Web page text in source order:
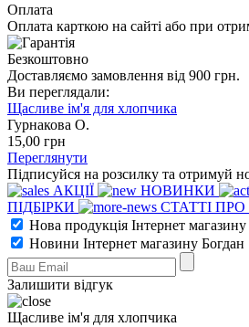
Оплата
Оплата карткою на сайті або при
Безкоштовно
Доставляємо замовлення від 900 грн.
Ви переглядали:
Щасливе ім'я для хлопчика
Гурнакова О.
15,00 грн
Переглянути
Підписуйся на розсилку та отримуй
АКЦІЇ
НОВИНКИ
ПІДБІРКИ
СТАТТІ ПРО
Нова продукція Інтернет магазину
Новини Інтернет магазину Богдан
Залишити відгук
Щасливе ім'я для хлопчика